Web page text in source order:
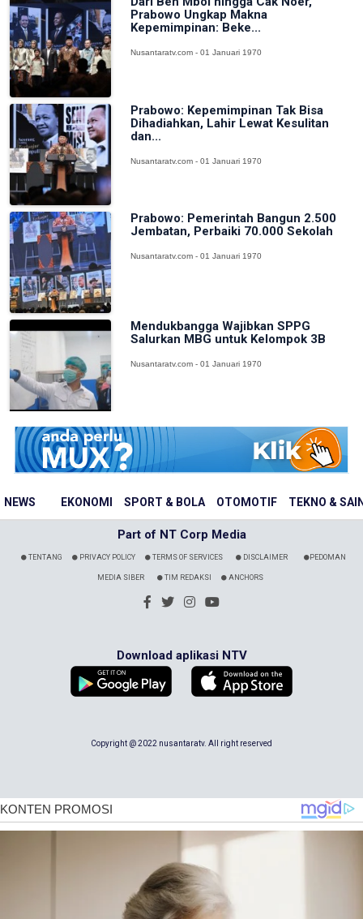
NEWS EKONOMI SPORT & BOLA OTOMOTIF TEKNO &
Prabowo Ungkap Makna
Kepemimpinan: Beke...
Nusantaratv.com - 01 Januari 1970
Prabowo: Kepemimpinan Tak Bisa
Dihadiahkan, Lahir Lewat Kesulitan
dan...
Nusantaratv.com - 01 Januari 1970
Prabowo: Pemerintah Bangun 2.500
Jembatan, Perbaiki 70.000 Sekolah
Nusantaratv.com - 01 Januari 1970
Mendukbangga Wajibkan SPPG
Salurkan MBG untuk Kelompok 3B
Nusantaratv.com - 01 Januari 1970
Part of NT Corp Media
TENTANG PRIVACY POLICY TERMS OF SERVICES DISCLAIMER PEDOMAN
MEDIA SIBER TIM REDAKSI ANCHORS
Download aplikasi NTV
Copyright @ 2022 nusantaratv. All right reserved